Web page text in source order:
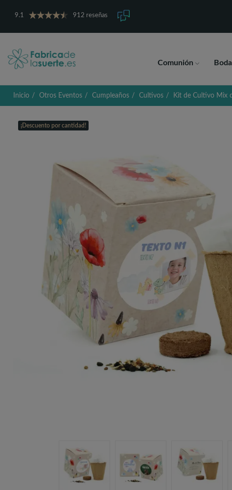
9.1 912 reseñas
Comunión Boda
Inicio Otros Eventos Cumpleaños Cultivos Kit de Cultivo Mix
¡Descuento por cantidad!